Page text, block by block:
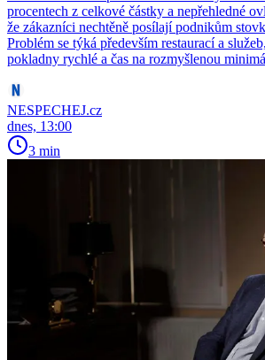
procentech z celkové částky a nepřehledné
že zákazníci nechtěně posílají podnikům
Problém se týká především restaurací a
pokladny rychlé a čas na rozmyšlenou
NESPECHEJ.cz
dnes, 13:00
3 min